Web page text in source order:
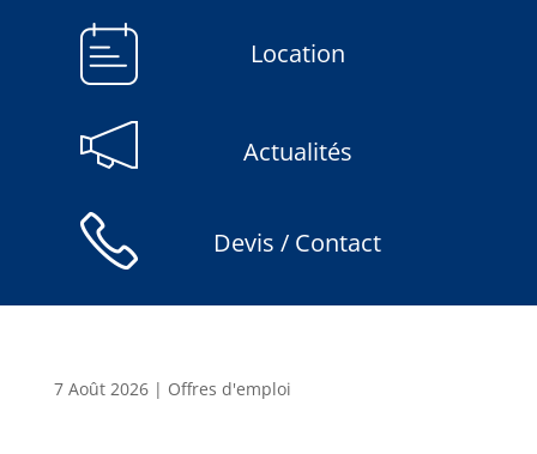
Location
Actualités
Devis / Contact
7 Août 2026| Offres d'emploi